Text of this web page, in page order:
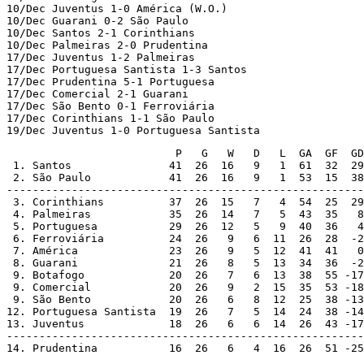
10/Dec Juventus 1-0 América (W.O.)
10/Dec Guarani 0-2 São Paulo
10/Dec Santos 2-1 Corinthians
10/Dec Palmeiras 2-0 Prudentina
17/Dec Juventus 1-2 Palmeiras
17/Dec Portuguesa Santista 1-3 Santos
17/Dec Prudentina 5-1 Portuguesa
17/Dec Comercial 2-1 Guarani
17/Dec São Bento 0-1 Ferroviária
17/Dec Corinthians 1-1 São Paulo
19/Dec Juventus 1-0 Portuguesa Santista
1. Santos		 41  26  16   9   1  61  32  29   champions
2. São Paulo		 41  26  16   9   1  53  15  38
-------------------------------------------------------
3. Corinthians		 37  26  15   7   4  54  25  29
4. Palmeiras		 35  26  14   7   5  43  35   8
5. Portuguesa		 29  26  12   5   9  40  36   4
6. Ferroviária		 24  26   9   6  11  26  28  -2
7. América		 23  26   9   5  12  41  41   0
8. Guarani		 21  26   8   5  13  34  36  -2
9. Botafogo		 20  26   7   6  13  38  55 -17
9. Comercial		 20  26   9   2  15  35  53 -18
9. São Bento		 20  26   6   8  12  25  38 -13
12. Portuguesa Santista	 19  26   7   5  14  24  38 -14
13. Juventus		 18  26   6   6  14  26  43 -17
-------------------------------------------------------
14. Prudentina		 16  26   6   4  16  26